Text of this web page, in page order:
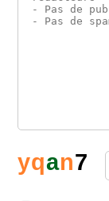
yqan7